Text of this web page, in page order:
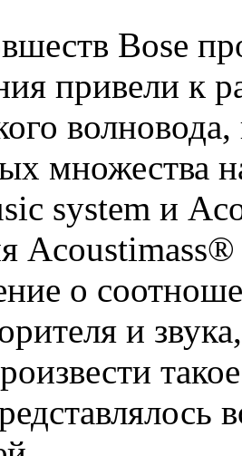
Bose
привели к
множества
system и
о
и